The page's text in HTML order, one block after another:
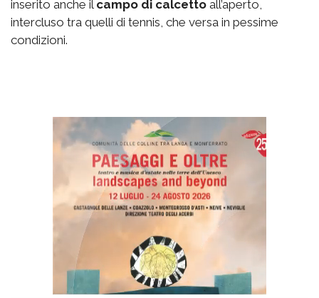
inserito anche il campo di calcetto all’aperto,
intercluso tra quelli di tennis, che versa in pessime
condizioni.